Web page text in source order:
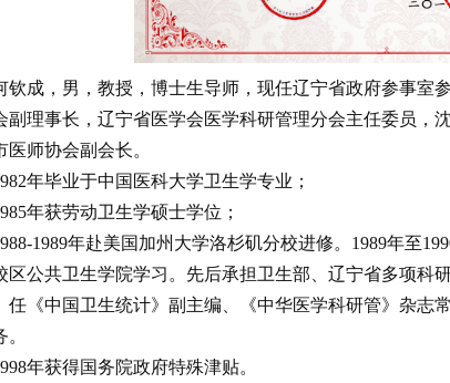
钦成，男，教授，博士生导师，现任辽宁省政府参事室
副理事长，辽宁省医学会医学科研管理分会主任委员，
医师协会副会长。
年毕业于中国医科大学卫生学专业；
年获劳动卫生学硕士学位；
1989年赴美国加州大学洛杉矶分校进修。1989年至
区公共卫生学院学习。先后承担卫生部、辽宁省多项科
任《中国卫生统计》副主编、《中华医学科研管》杂志
年获得国务院政府特殊津贴。